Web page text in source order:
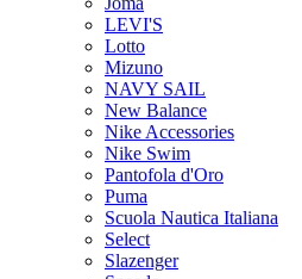
LEVI'S
Lotto
Mizuno
NAVY SAIL
New Balance
Nike Accessories
Nike Swim
Pantofola d'Oro
Puma
Scuola Nautica Italiana
Select
Slazenger